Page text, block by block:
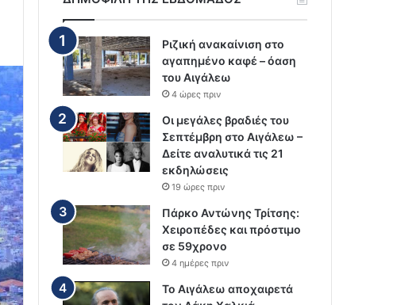
Ριζική ανακαίνιση στο
αγαπημένο καφέ – όαση
του Αιγάλεω
4 ώρες πριν
Οι μεγάλες βραδιές του
Σεπτέμβρη στο Αιγάλεω –
Δείτε αναλυτικά τις 21
εκδηλώσεις
19 ώρες πριν
Πάρκο Αντώνης Τρίτσης:
Χειροπέδες και πρόστιμο
σε 59χρονο
4 ημέρες πριν
Το Αιγάλεω αποχαιρετά